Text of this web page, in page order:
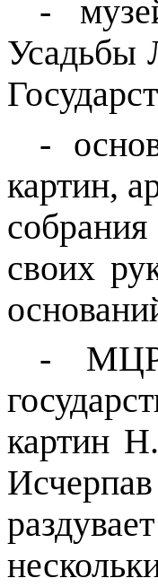
-
Усадьбы
-
картин,
своих
- МЦР
картин